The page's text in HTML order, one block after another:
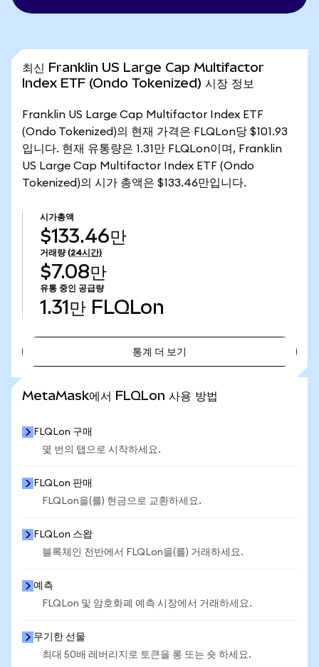
최신 Franklin US Large Cap Multifactor
Index ETF (Ondo Tokenized) 시장 정보
Franklin US Large Cap Multifactor Index ETF
(Ondo Tokenized)의 현재 가격은 FLQLon당 $101.93
입니다. 현재 유통량은 1.31만 FLQLon이며, Franklin
US Large Cap Multifactor Index ETF (Ondo
Tokenized)의 시가 총액은 $133.46만입니다.
시가총액
$133.46만
거래량 (24시간)
$7.08만
유통 중인 공급량
1.31만 FLQLon
통계 더 보기
MetaMask에서 FLQLon 사용 방법
FLQLon 구매
몇 번의 탭으로 시작하세요.
FLQLon 판매
FLQLon을(를) 현금으로 교환하세요.
FLQLon 스왑
블록체인 전반에서 FLQLon을(를) 거래하세요.
예측
FLQLon 및 암호화폐 예측 시장에서 거래하세요.
무기한 선물
최대 50배 레버리지로 토큰을 롱 또는 숏 하세요.